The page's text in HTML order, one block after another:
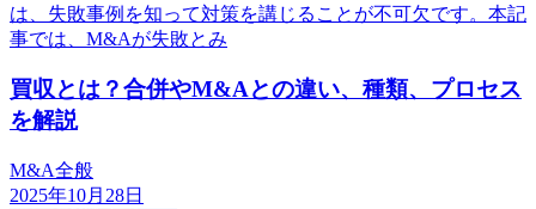
は、失敗事例を知って対策を講じることが不可欠です。本記
事では、M&Aが失敗とみ
買収とは？合併やM&Aとの違い、種類、プロセス
を解説
M&A全般
2025年10月28日